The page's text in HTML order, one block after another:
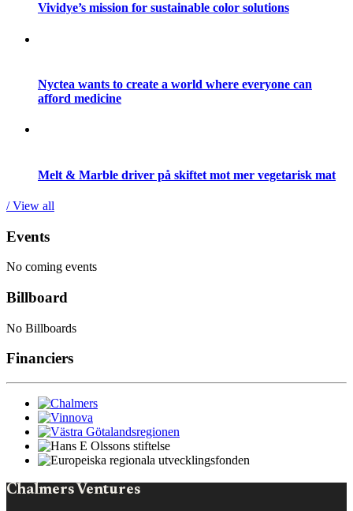
Vividye’s mission for sustainable color solutions
Nyctea wants to create a world where everyone can
afford medicine
Melt & Marble driver på skiftet mot mer vegetarisk mat
/ View all
Events
No coming events
Billboard
No Billboards
Financiers
Chalmers Ventures